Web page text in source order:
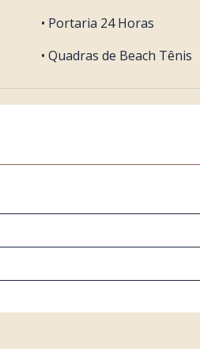
• Portaria 24 Horas
• Quadras de Beach Tênis